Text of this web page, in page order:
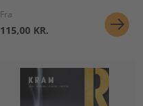
Fra
115,00 KR.